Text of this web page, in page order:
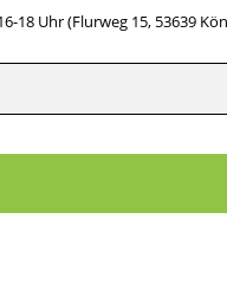
18 Uhr (Flurweg 15, 53639